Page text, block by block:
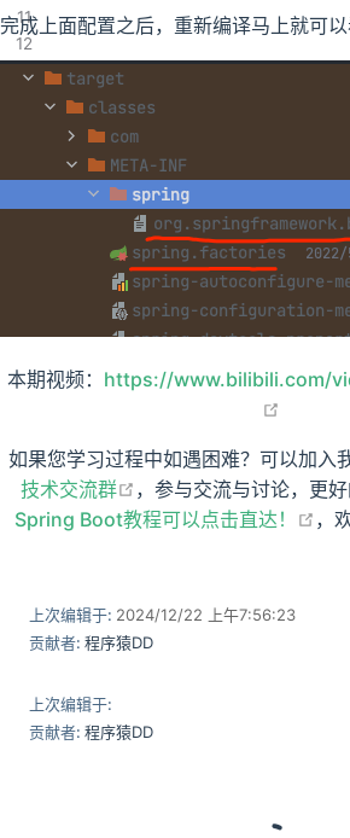
完成上面配置之后，重新编译马上就可以
本期视频： https://www.bilibili.com/
如果您学习过程中如遇困难？可以加入
技术交流群
open in new window
，参与交流与讨论，更
Spring Boot教程可以点击直达！
，
上次编辑于: 2024/12/22 上午7:56:23
贡献者: 程序猿DD
上次编辑于:
贡献者: 程序猿DD